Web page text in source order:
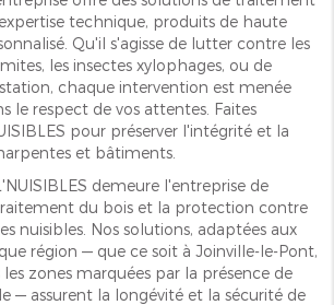
technique, produits de haute
Qu'il s'agisse de lutter contre les
les insectes xylophages, ou de
chaque intervention est menée
le respect de vos attentes. Faites
pour préserver l'intégrité et la
et bâtiments.
demeure l'entreprise de
du bois et la protection contre
nuisibles. Nos solutions, adaptées aux
région — que ce soit à Joinville-le-Pont,
zones marquées par la présence de
— assurent la longévité et la sécurité de